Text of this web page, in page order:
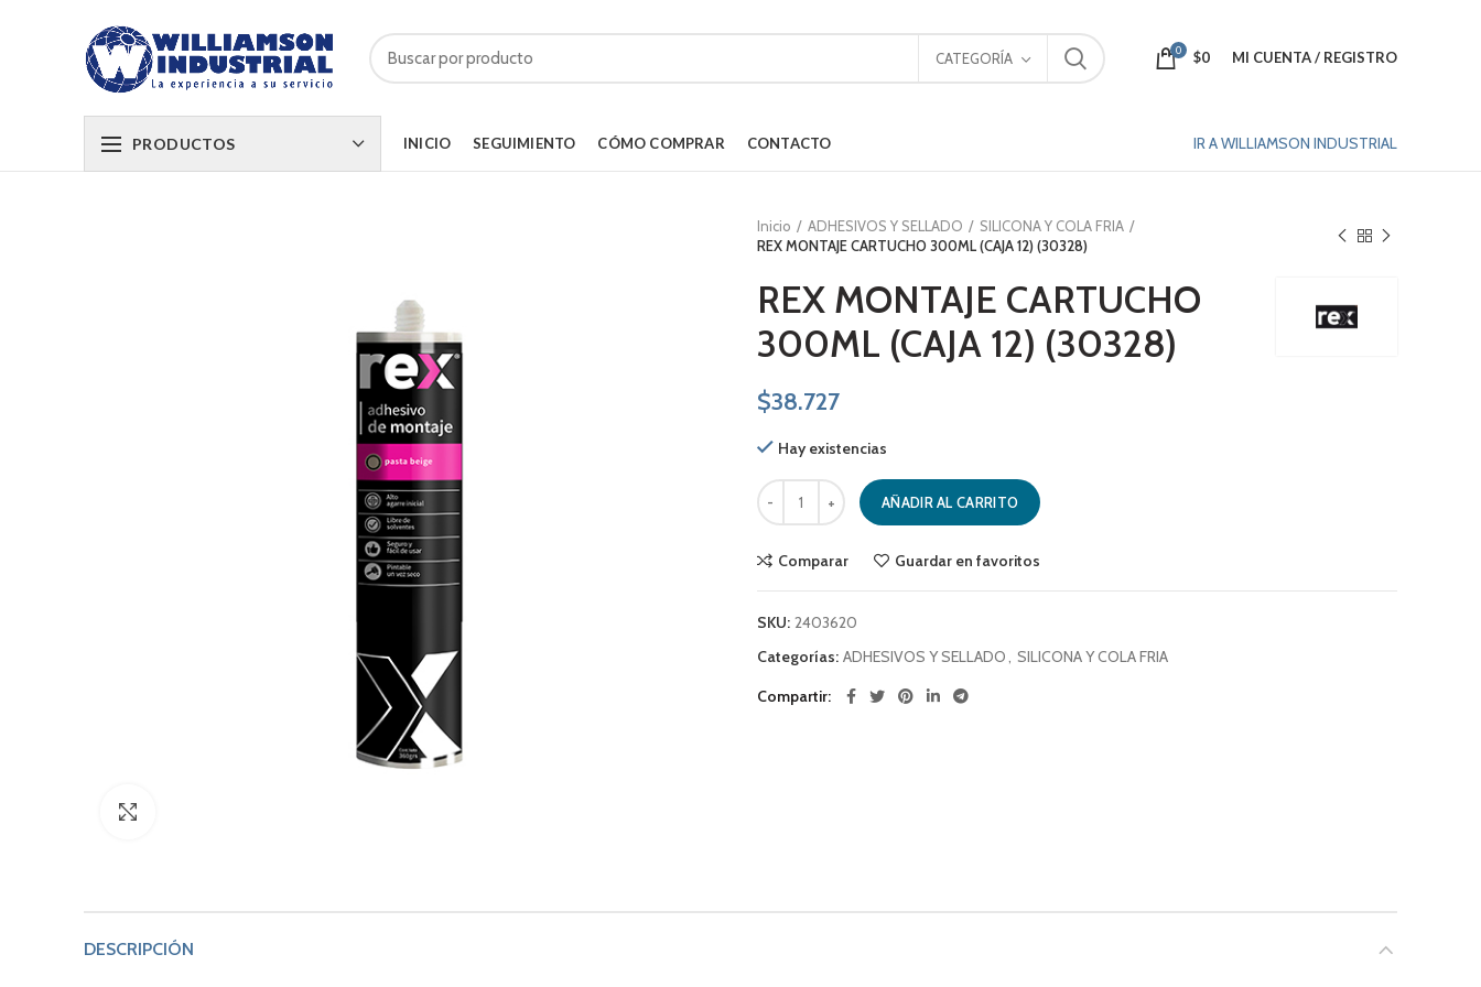
CATEGORÍA 0 $0 MI CUENTA / REGISTRO
PRODUCTOS INICIO SEGUIMIENTO CÓMO COMPRAR CONTACTO IR A WILLIAMSON INDUSTRIAL
Inicio ADHESIVOS Y SELLADO
SILICONA Y COLA FRIA
REX MONTAJE CARTUCHO 300ML (CAJA 12) (30328)
REX MONTAJE CARTUCHO
300ML (CAJA 12) (30328)
$38.727
Hay existencias
REX MONTAJE CARTUCHO 300ML (CAJA 12) (30328) cantidad
AÑADIR AL CARRITO
Comparar Guardar en favoritos
SKU: 2403620
Categorías: ADHESIVOS Y SELLADO, SILICONA Y COLA FRIA
Compartir
DESCRIPCIÓN